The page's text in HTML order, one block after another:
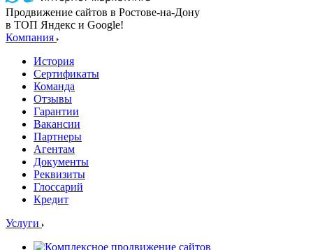
Продвижение сайтов в Ростове-на-Дону
в ТОП Яндекс и Google!
Компания
История
Сертификаты
Команда
Отзывы
Гарантии
Вакансии
Партнеры
Агентам
Документы
Реквизиты
Глоссарий
Кредит
Услуги